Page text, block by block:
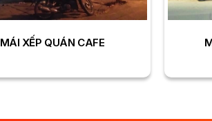
MÁI XẾP QUÁN CAFE